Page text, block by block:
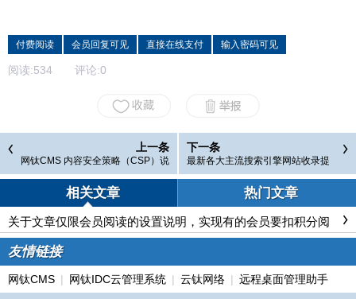
付费阅读 会员回复可见 直接在线支付 输入密码可见
阅读:534 评论:0
上一条
网钛CMS 内容安全策略（CSP）说
下一条
最新各大主流搜索引擎网站收录提
相关文章 热门文章
关于文章仅限会员阅读的设置说明，实现有的会员要扣积分阅
读，有的会员免费看
友情链接
网钛CMS | 网钛IDC云管理系统 | 云钛网络 | 远程桌面管理助手